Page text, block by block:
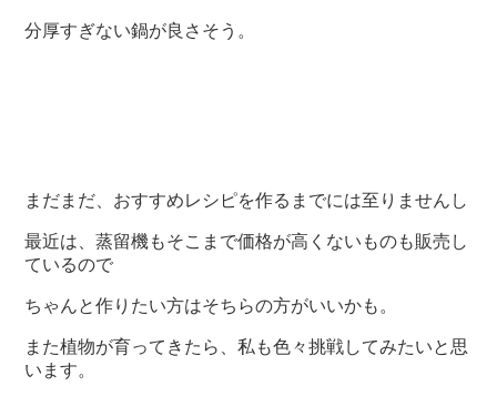
分厚すぎない鍋が良さそう。
まだまだ、おすすめレシピを作るまでには至りませんし
最近は、蒸留機もそこまで価格が高くないものも販売し
ているので
ちゃんと作りたい方はそちらの方がいいかも。
また植物が育ってきたら、私も色々挑戦してみたいと思
います。